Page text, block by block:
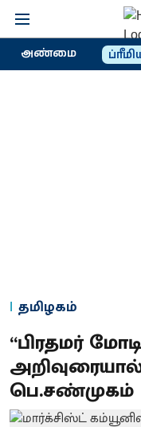
அண்மை
தமிழகம்
“பிரதமர்
பெ.சண்முகம்